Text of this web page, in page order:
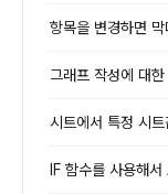
항목을 변경하면
그래프 작성에 대
시트에서 특정 시트
IF 함수를 사용해